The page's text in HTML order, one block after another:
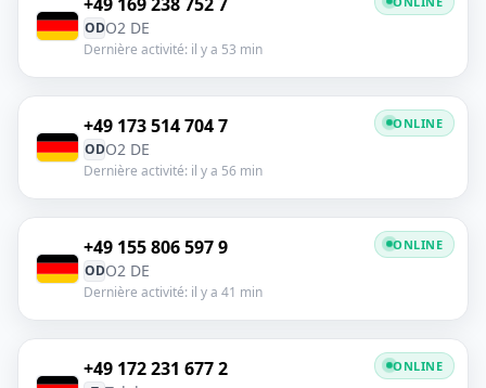
ODO2 DE
Dernière activité: il y a 53 min
+49 173 514 704 7
ODO2 DE
Dernière activité: il y a 56 min
ONLINE
+49 155 806 597 9
ODO2 DE
Dernière activité: il y a 41 min
ONLINE
+49 172 231 677 2 ONLINE